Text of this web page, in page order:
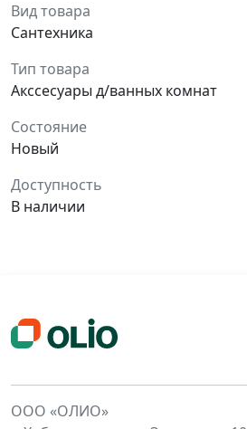
Вид товара
Сантехника
Тип товара
Акссесуары д/ванных комнат
Состояние
Новый
Доступность
В наличии
ООО «ОЛИО»